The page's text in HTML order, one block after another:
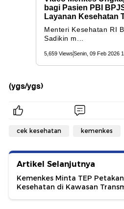
(ygs/ygs)
cek kesehatan kemenkes
Artikel Selanjutnya
Kemenkes Minta TEP
Kesehatan di Kawasan